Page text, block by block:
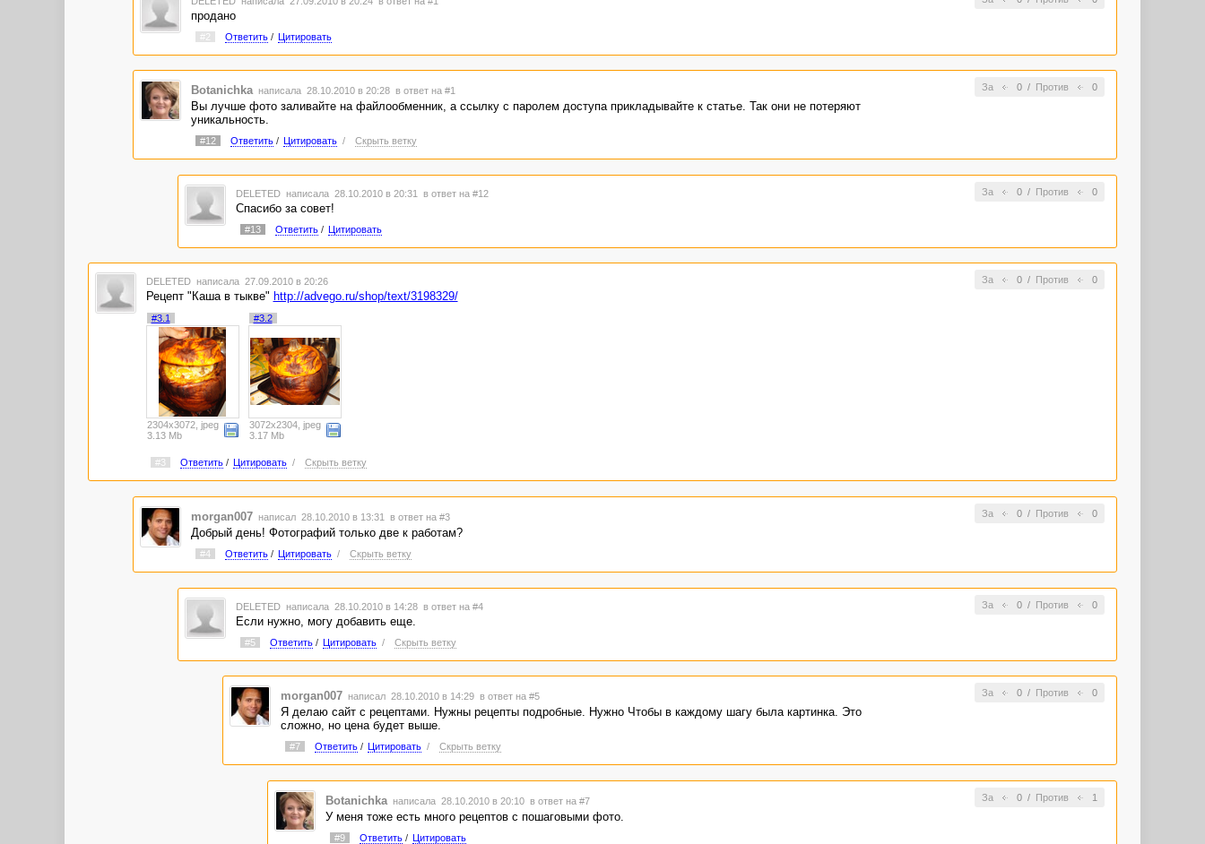
продано
#2 Ответить/ Цитировать
За 0/ Против 0
Botanichka написала 28.10.2010 в 20:28 в ответ на #1
Вы лучше фото заливайте на файлообменник, а ссылку с паролем доступа прикладывайте к статье. Так они не потеряют
уникальность.
#12 Ответить/ Цитировать / Скрыть ветку
За 0/ Против 0
DELETED написала 28.10.2010 в 20:31 в ответ на #12
Спасибо за совет!
#13 Ответить/ Цитировать
За 0/ Против 0
DELETED написала 27.09.2010 в 20:26
Рецепт "Каша в тыкве" http://advego.ru/shop/text/3198329/
#3.1
2304x3072, jpeg
3.13 Mb
#3.2
3072x2304, jpeg
3.17 Mb
#3 Ответить/ Цитировать / Скрыть ветку
За 0/ Против 0
morgan007 написал 28.10.2010 в 13:31 в ответ на #3
Добрый день! Фотографий только две к работам?
#4 Ответить/ Цитировать / Скрыть ветку
За 0/ Против 0
DELETED написала 28.10.2010 в 14:28 в ответ на #4
Если нужно, могу добавить еще.
#5 Ответить/ Цитировать / Скрыть ветку
За 0/ Против 0
morgan007 написал 28.10.2010 в 14:29 в ответ на #5
Я делаю сайт с рецептами. Нужны рецепты подробные. Нужно Чтобы в каждому шагу была картинка. Это
сложно, но цена будет выше.
#7 Ответить/ Цитировать / Скрыть ветку
За 0/ Против 1
Botanichka написала 28.10.2010 в 20:10 в ответ на #7
У меня тоже есть много рецептов с пошаговыми фото.
#9 Ответить/ Цитировать